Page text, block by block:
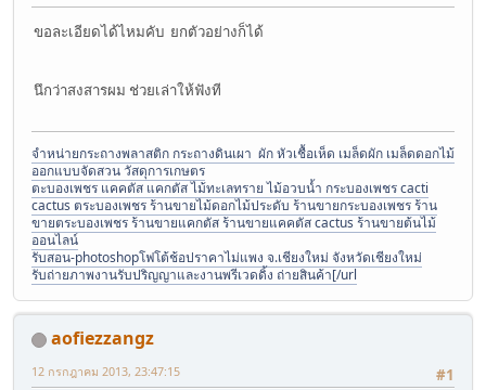
ขอละเอียดได้ไหมคับ ยกตัวอย่างก็ได้
นึกว่าสงสารผม ช่วยเล่าให้ฟังที
จำหน่ายกระถางพลาสติก กระถางดินเผา ผัก หัวเชื้อเห็ด เมล็ดผัก เมล็ดดอกไม้
ออกแบบจัดสวน วัสดุการเกษตร
ตะบองเพชร แคคตัส แคกตัส ไม้ทะเลทราย ไม้อวบน้ำ กระบองเพชร cacti
cactus ตระบองเพชร ร้านขายไม้ดอกไม้ประดับ ร้านขายกระบองเพชร ร้าน
ขายตระบองเพชร ร้านขายแคกตัส ร้านขายแคคตัส cactus ร้านขายต้นไม้
ออนไลน์
รับสอน-photoshopโฟโต้ช้อปราคาไม่แพง จ.เชียงใหม่ จังหวัดเชียงใหม่
รับถ่ายภาพงานรับปริญญาและงานพรีเวดดิ้ง ถ่ายสินค้า[/url
aofiezzangz
#1
12 กรกฎาคม 2013, 23:47:15